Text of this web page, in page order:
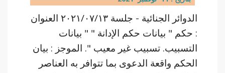
الدوائر الجنائية - جلسة ٢٠٢١/٠٧/١٣ العنوان
: حكم " بيانات حكم الإدانة " " بيانات
التسبيب. تسبيب غير معيب ". الموجز : بيان
الحكم واقعة الدعوى بما تتوافر به العناصر